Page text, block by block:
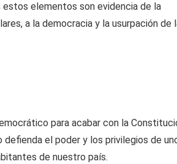
elementos son evidencia de la
a la democracia y la usurpación de
para acabar con la
defienda el poder y los privilegios de
de nuestro país.